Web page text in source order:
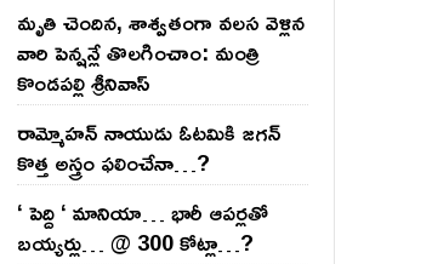
మృతి చెందిన, శాశ్వతంగా వలస వెళ్లిన
వారి పెన్ష‌న్లే తొల‌గించాం: మంత్రి
కొండపల్లి శ్రీనివాస్
రామ్మోహ‌న్ నాయుడు ఓట‌మికి జ‌గ‌న్
కొత్త అస్త్రం ఫ‌లించేనా…?
‘ పెద్ది ‘ మానియా… భారీ ఆప‌ర్ల‌తో
బ‌య్య‌ర్లు… @ 300 కోట్లా…?